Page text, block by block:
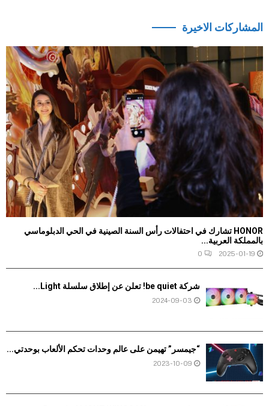
المشاركات الاخيرة
HONOR تشارك في احتفالات رأس السنة الصينية في الحي الدبلوماسي
بالمملكة العربية...
2025-01-19
0
شركة be quiet! تعلن عن إطلاق سلسلة Light...
2024-09-03
“جيمسر” تهيمن على عالم وحدات تحكم الألعاب بوحدتي...
2023-10-09